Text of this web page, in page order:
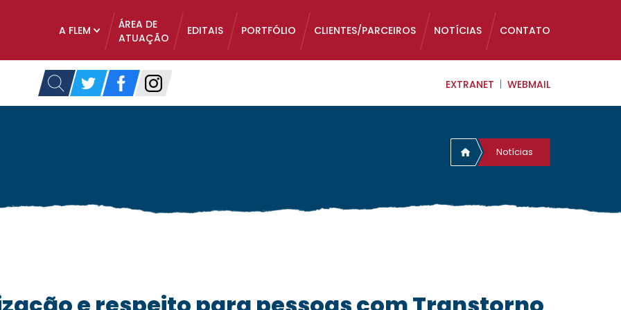
A FLEM
CONAD
COFIS
ÁREA DE
ATUAÇÃO
EDITAIS PORTFÓLIO CLIENTES/PARCEIROS NOTÍCIAS CONTATO
EXTRANET WEBMAIL
Notícias